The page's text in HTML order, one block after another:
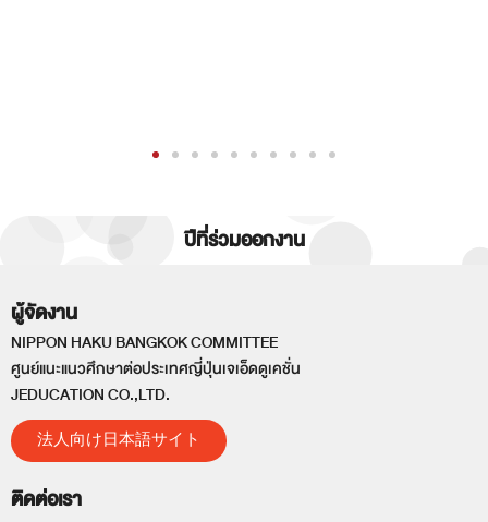
ปีที่ร่วมออกงาน
ผู้จัดงาน
NIPPON HAKU BANGKOK COMMITTEE
ศูนย์แนะแนวศึกษาต่อประเทศญี่ปุ่นเจเอ็ดดูเคชั่น
JEDUCATION CO.,LTD.
法人向け日本語サイト
ติดต่อเรา